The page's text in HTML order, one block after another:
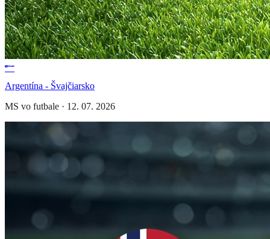
Argentína - Švajčiarsko
MS vo futbale · 12. 07. 2026